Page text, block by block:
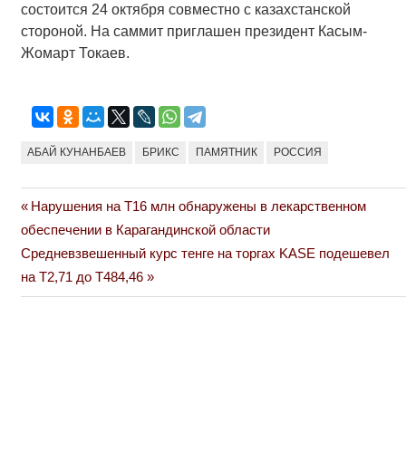
состоится 24 октября совместно с казахстанской
стороной. На саммит приглашен президент Касым-
Жомарт Токаев.
АБАЙ КУНАНБАЕВ БРИКС ПАМЯТНИК РОССИЯ
Навигация
по
записям
Previous
Post:
Нарушения на Т16 млн обнаружены в лекарственном
обеспечении в Карагандинской области
Next
Post:
Средневзвешенный курс тенге на торгах KASE подешевел
на Т2,71 до Т484,46